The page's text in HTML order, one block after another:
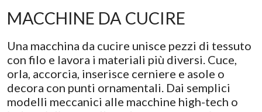
MACCHINE DA CUCIRE
Una macchina da cucire unisce pezzi di tessuto
con filo e lavora i materiali più diversi. Cuce,
orla, accorcia, inserisce cerniere e asole o
decora con punti ornamentali. Dai semplici
modelli meccanici alle macchine high-tech o